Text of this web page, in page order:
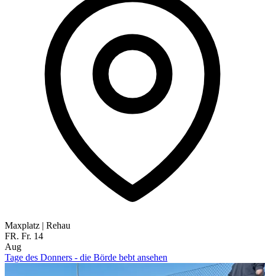
Maxplatz | Rehau
FR. Fr. 14
Aug
Tage des Donners - die Börde bebt ansehen